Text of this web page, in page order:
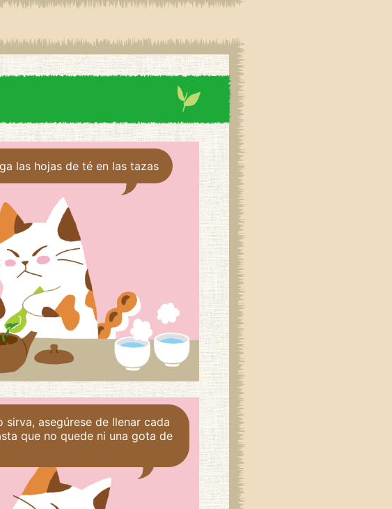
las hojas de té en las tazas
sirva, asegúrese de llenar cada
que no quede ni una gota de